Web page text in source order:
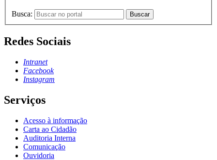
Busca: Buscar
Redes Sociais
Intranet
Facebook
Instagram
Serviços
Acesso à informação
Carta ao Cidadão
Auditoria Interna
Comunicação
Ouvidoria